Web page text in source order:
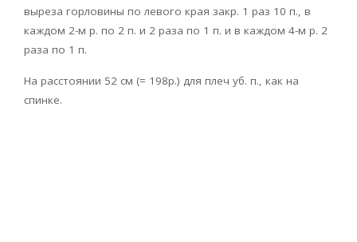
выреза горловины по левого края закр. 1 раз 10 п., в
каждом 2-м р. по 2 п. и 2 раза по 1 п. и в каждом 4-м р. 2
раза по 1 п.
На расстоянии 52 см (= 198p.) для плеч уб. п., как на
спинке.